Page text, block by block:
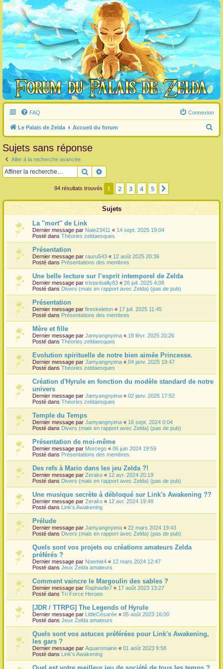
FAQ Connexion
Le Palais de Zelda Accueil du forum
e
c
Sujets sans réponse
Aller à la recherche avancée
Rechercher
94 résultats trouvés 1 2 3 4 5
Sujets
La "mort" de Link
Dernier message par Nale23411 « 14 sept. 2025 19:04
Posté dans Théories zeldaesques
Présentation
Dernier message par rauru543 « 12 août 2025 20:36
Posté dans Présentations des membres
Une belle lecture sur l’esprit intemporel de Zelda
Dernier message par tristanbailly83 « 26 juil. 2025 4:08
Posté dans Divers (mais en rapport avec Zelda) (pas de pub)
Présentation
Dernier message par fireskeleton « 17 juil. 2025 11:45
Posté dans Présentations des membres
Mère et fille
Dernier message par Jamyangnyima « 18 févr. 2025 20:26
Posté dans Théories zeldaesques
Evolution spirituelle de notre bien aimée Princesse.
Dernier message par Jamyangnyima « 04 janv. 2025 19:47
Posté dans Théories zeldaesques
Création d'Hyrule en fonction du modèle standard de notre
univers
Dernier message par Jamyangnyima « 02 janv. 2025 17:52
Posté dans Théories zeldaesques
Temple du Temps
Dernier message par Jamyangnyima « 16 sept. 2024 0:04
Posté dans Divers (mais en rapport avec Zelda) (pas de pub)
Présentation de moi-même
Dernier message par Morcego « 06 juin 2024 19:59
Posté dans Présentations des membres
Des refs à Mario dans les jeu Zelda ?!
Dernier message par Zerako « 12 avr. 2024 20:19
Posté dans Divers (mais en rapport avec Zelda) (pas de pub)
Une musique secrète à débloqué sur Link's Awakening ??
Dernier message par Zerako « 12 avr. 2024 19:48
Posté dans Link's Awakening
Prélude
Dernier message par Jamyangnyima « 22 mars 2024 19:43
Posté dans Divers (mais en rapport avec Zelda) (pas de pub)
Quels sont vos projets ou créations amateurs Zelda
préférés ?
Dernier message par Noemie4 « 12 mars 2024 12:47
Posté dans Jeux Zelda amateurs
Comment vaincre le Margoulin des sables ?
Dernier message par Raphaelle7 « 17 août 2023 13:27
Posté dans Tri Force Heroes
[JDR / TTRPG] The Legends of Hyrule
Dernier message par LittleCésarée « 05 août 2023 16:00
Posté dans Jeux Zelda amateurs
Quels sont vos astuces préférées pour Link's Awakening,
les gars ?
Dernier message par Aquaromaine « 01 août 2023 9:58
Posté dans Link's Awakening
Quel est votre meilleur jeu de société de tous les temps ?